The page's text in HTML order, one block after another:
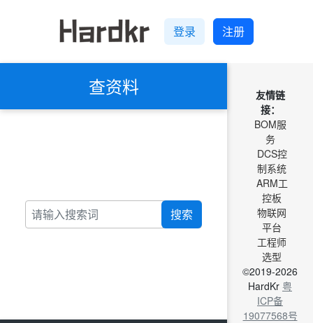
登录 注册
查资料
搜索
友情链
接：
BOM服
务
DCS控
制系统
ARM工
控板
物联网
平台
工程师
选型
©2019-2026
HardKr 粤
ICP备
19077568号